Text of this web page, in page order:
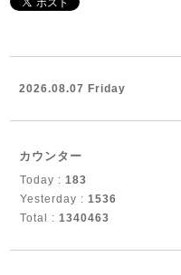
2026.08.07 Friday
カウンター
Today : 183
Yesterday : 1536
Total : 1340463